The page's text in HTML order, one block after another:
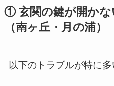
① 玄関の鍵が開かな
（南ヶ丘・月の浦）
以下のトラブルが特に多